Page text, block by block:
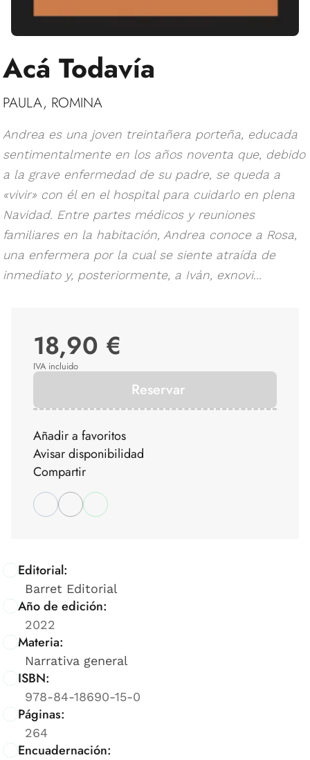
Acá Todavía
PAULA, ROMINA
Andrea es una joven treintañera porteña, educada
sentimentalmente en los años noventa que, debido
a la grave enfermedad de su padre, se queda a
«vivir» con él en el hospital para cuidarlo en plena
Navidad. Entre partes médicos y reuniones
familiares en la habitación, Andrea conoce a Rosa,
una enfermera por la cual se siente atraída de
inmediato y, posteriormente, a Iván, exnovi...
Editorial:
Barret Editorial
Año de edición:
2022
Materia:
Narrativa general
ISBN:
978-84-18690-15-0
Páginas:
264
Encuadernación:
18,90 €
IVA incluido
Reservar
Añadir a favoritos
Avisar disponibilidad
Compartir